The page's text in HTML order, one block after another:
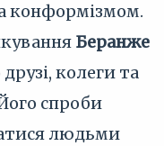
конформізмом.
Беранже
колеги та
спроби
людьми